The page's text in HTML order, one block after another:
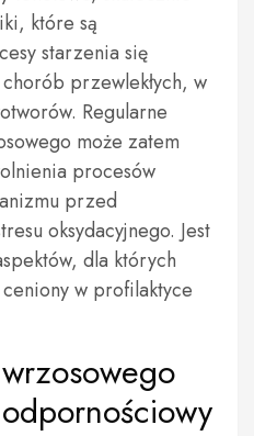
które są
starzenia się
przewlekłych, w
Regularne
może zatem
procesów
przed
oksydacyjnego. Jest
dla których
w profilaktyce